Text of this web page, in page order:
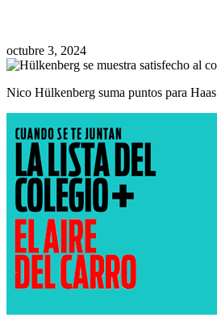
octubre 3, 2024
Nico Hülkenberg suma puntos para